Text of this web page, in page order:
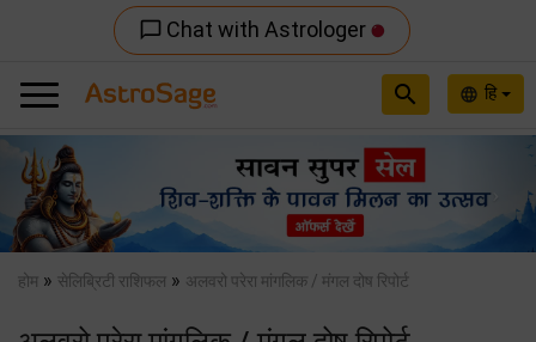
chat_bubble_outline Chat with Astrologer
language हि
search
Previous
होम » सेलिब्रिटी राशिफल » अलवरो परेरा मांगलिक / मंगल दोष रिपोर्ट